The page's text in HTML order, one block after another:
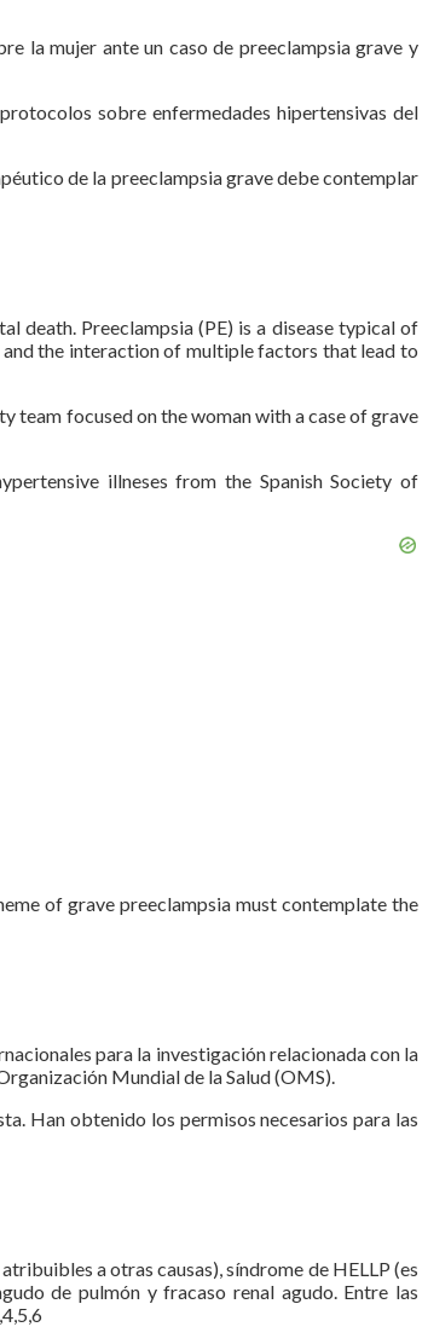
la mujer ante un caso de preeclampsia grave y
sobre enfermedades hipertensivas del
de la preeclampsia grave debe contemplar
death. Preeclampsia (PE) is a disease typical of
the interaction of multiple factors that lead to
focused on the woman with a case of grave
illneses from the Spanish Society of
of grave preeclampsia must contemplate the
para la investigación relacionada con la
Mundial de la Salud (OMS).
Han obtenido los permisos necesarios para las
a otras causas), síndrome de HELLP (es
de pulmón y fracaso renal agudo. Entre las